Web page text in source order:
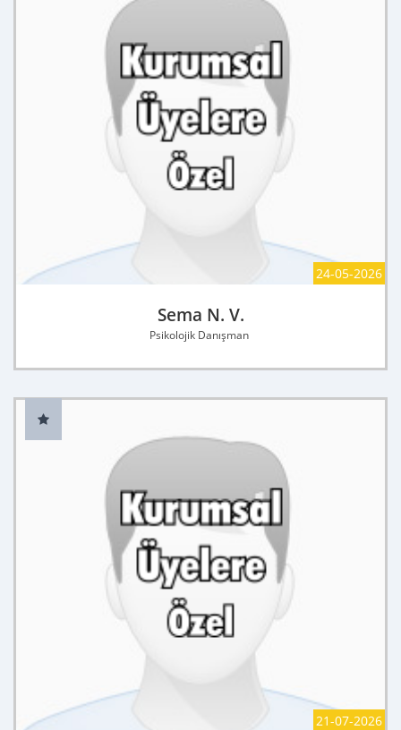
24-05-2026
Sema N. V.
Psikolojik Danışman
21-07-2026